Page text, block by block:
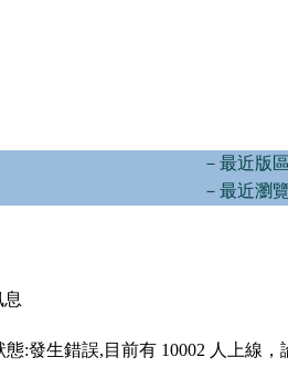
－最近版
－最近瀏
態:發生錯誤,目前有 10002 人上線